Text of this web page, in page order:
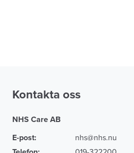
Kontakta oss
NHS Care AB
E-post:
nhs@nhs.nu